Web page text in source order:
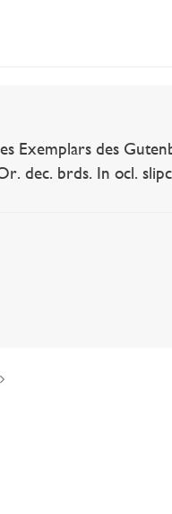
Exemplars des
dec. brds. In ocl.